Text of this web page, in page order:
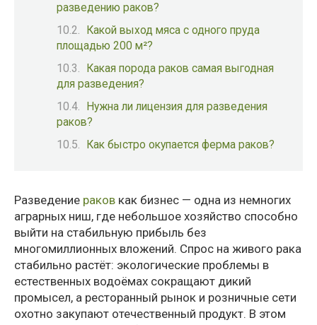
разведению раков?
Какой выход мяса с одного пруда
площадью 200 м²?
Какая порода раков самая выгодная
для разведения?
Нужна ли лицензия для разведения
раков?
Как быстро окупается ферма раков?
Разведение раков как бизнес — одна из немногих
аграрных ниш, где небольшое хозяйство способно
выйти на стабильную прибыль без
многомиллионных вложений. Спрос на живого рака
стабильно растёт: экологические проблемы в
естественных водоёмах сокращают дикий
промысел, а ресторанный рынок и розничные сети
охотно закупают отечественный продукт. В этом